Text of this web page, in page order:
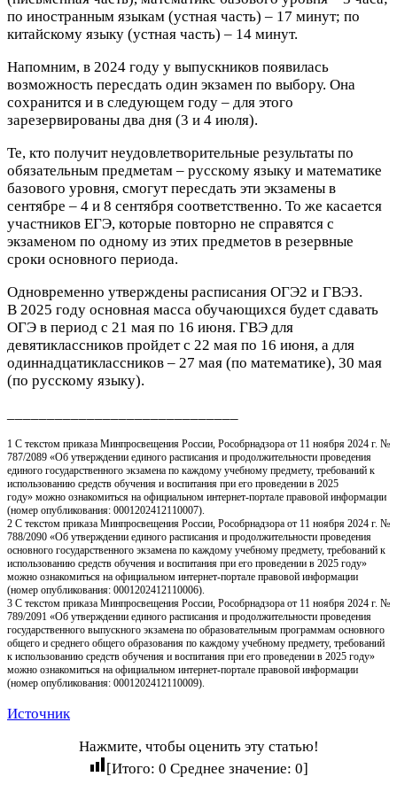
по иностранным языкам (устная часть) – 17 минут; по
китайскому языку (устная часть) – 14 минут.
Напомним, в 2024 году у выпускников появилась
возможность пересдать один экзамен по выбору. Она
сохранится и в следующем году – для этого
зарезервированы два дня (3 и 4 июля).
Те, кто получит неудовлетворительные результаты по
обязательным предметам – русскому языку и математике
базового уровня, смогут пересдать эти экзамены в
сентябре – 4 и 8 сентября соответственно. То же касается
участников ЕГЭ, которые повторно не справятся с
экзаменом по одному из этих предметов в резервные
сроки основного периода.
Одновременно утверждены расписания ОГЭ2 и ГВЭ3.
В 2025 году основная масса обучающихся будет сдавать
ОГЭ в период с 21 мая по 16 июня. ГВЭ для
девятиклассников пройдет с 22 мая по 16 июня, а для
одиннадцатиклассников – 27 мая (по математике), 30 мая
(по русскому языку).
1 С текстом приказа Минпросвещения России, Рособрнадзора от 11 ноября 2024 г. №
787/2089 «Об утверждении единого расписания и продолжительности проведения
единого государственного экзамена по каждому учебному предмету, требований к
использованию средств обучения и воспитания при его проведении в 2025
году» можно ознакомиться на официальном интернет-портале правовой информации
(номер опубликования: 0001202412110007).
2 С текстом приказа Минпросвещения России, Рособрнадзора от 11 ноября 2024 г. №
788/2090 «Об утверждении единого расписания и продолжительности проведения
основного государственного экзамена по каждому учебному предмету, требований к
использованию средств обучения и воспитания при его проведении в 2025 году»
можно ознакомиться на официальном интернет-портале правовой информации
(номер опубликования: 0001202412110006).
3 С текстом приказа Минпросвещения России, Рособрнадзора от 11 ноября 2024 г. №
789/2091 «Об утверждении единого расписания и продолжительности проведения
государственного выпускного экзамена по образовательным программам основного
общего и среднего общего образования по каждому учебному предмету, требований
к использованию средств обучения и воспитания при его проведении в 2025 году»
можно ознакомиться на официальном интернет-портале правовой информации
(номер опубликования: 0001202412110009).
Источник
Нажмите, чтобы оценить эту статью!
[Итого: 0 Среднее значение: 0]